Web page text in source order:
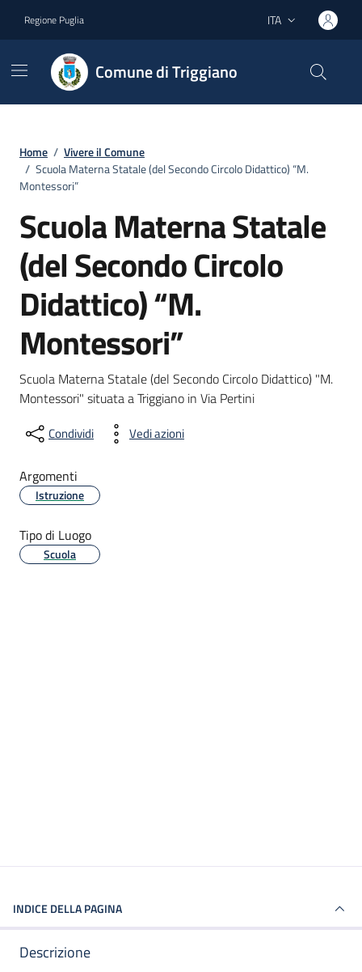
Regione Puglia Lingua attiva:
ITA
Comune di Triggiano
Home / Vivere il Comune
/ Scuola Materna Statale (del Secondo Circolo Didattico) “M.
Montessori”
Scuola Materna Statale
(del Secondo Circolo
Didattico) “M.
Montessori”
Scuola Materna Statale (del Secondo Circolo Didattico) "M.
Montessori" situata a Triggiano in Via Pertini
Condividi Vedi azioni
Argomenti
Istruzione
Tipo di Luogo
Scuola
INDICE DELLA PAGINA
Descrizione